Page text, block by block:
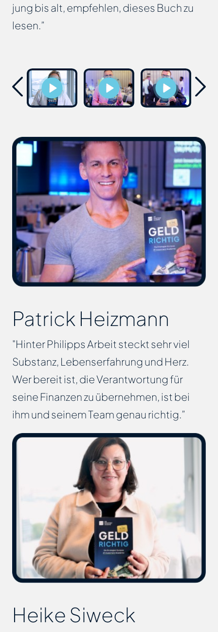
jung bis alt, empfehlen, dieses Buch zu
lesen.”
Patrick Heizmann
"Hinter Philipps Arbeit steckt sehr viel
Substanz, Lebenserfahrung und Herz.
Wer bereit ist, die Verantwortung für
seine Finanzen zu übernehmen, ist bei
ihm und seinem Team genau richtig.”
Heike Siweck